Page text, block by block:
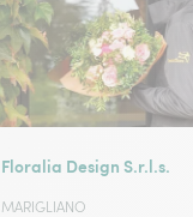
Floralia Design S.r.l.s.
MARIGLIANO